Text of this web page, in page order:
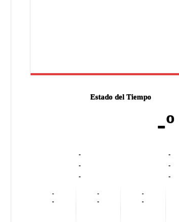
Estado del Tiempo
-º
-
-
-
-
-
-
-
-
-
-
-
-